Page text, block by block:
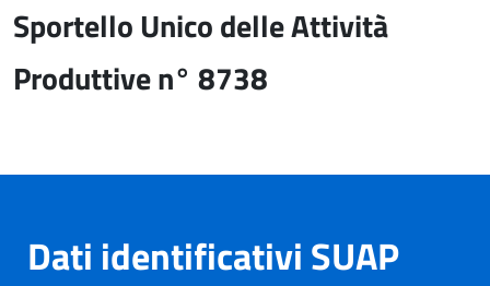
Sportello Unico delle Attività
Produttive n° 8738
Dati identificativi SUAP